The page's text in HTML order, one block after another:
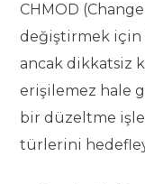
CHMOD
değiştirmek için
ancak dikkatsiz
erişilemez hale
bir düzeltme
türlerini